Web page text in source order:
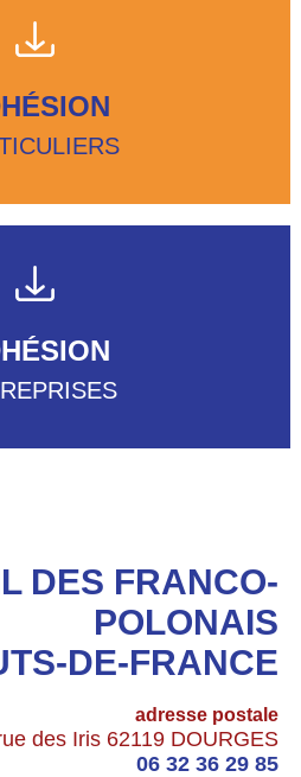
DES FRANCO-
POLONAIS
DE-FRANCE
adresse postale
des Iris 62119 DOURGES
06 32 36 29 85